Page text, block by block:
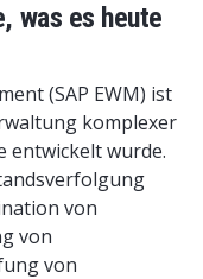
was es heute
(SAP EWM) ist
komplexer
entwickelt wurde.
von
von
von